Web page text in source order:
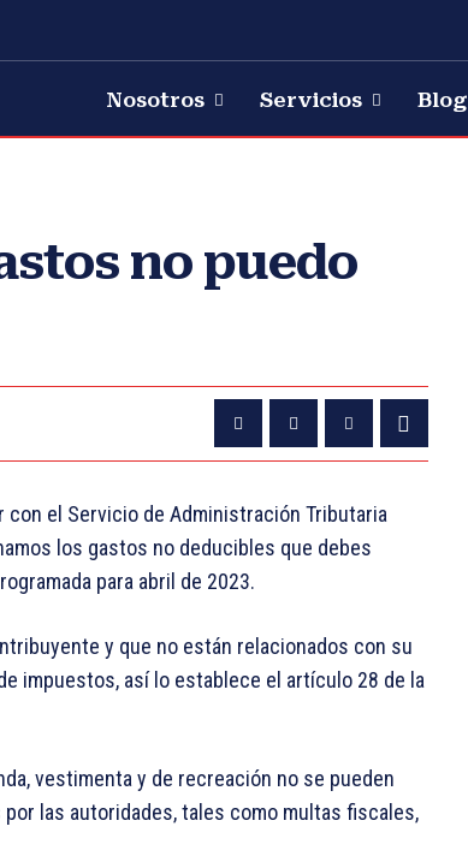
Nosotros Servicios Blog
no puedo
con el Servicio de Administración Tributaria
los gastos no deducibles que debes
para abril de 2023.
y que no están relacionados con su
impuestos, así lo establece el artículo 28 de la
vestimenta y de recreación no se pueden
las autoridades, tales como multas fiscales,